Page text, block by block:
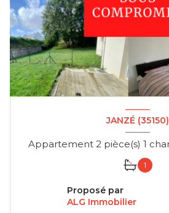
JANZÉ (35150)
1
Proposé par
ALG Immobilier